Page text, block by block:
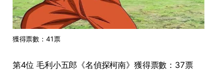
獲得票數：41票
第4位 毛利小五郎《名偵探柯南》獲得票數：37票